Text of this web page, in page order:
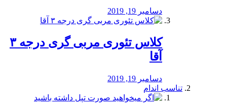
دسامبر 19, 2019
کلاس تئوری مربی گری درجه ۳
آقا
دسامبر 19, 2019
تناسب اندام